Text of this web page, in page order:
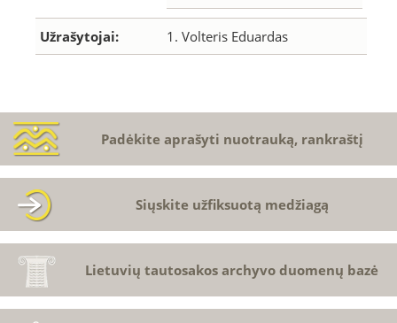
Užrašytojai: 1. Volteris Eduardas
Padėkite aprašyti nuotrauką, rankraštį
Siųskite užfiksuotą medžiagą
Lietuvių tautosakos archyvo duomenų bazė